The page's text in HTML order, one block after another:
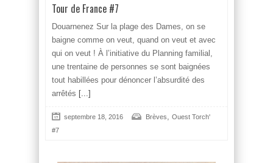
Tour de France #7
Douarnenez Sur la plage des Dames, on se
baigne comme on veut, quand on veut et avec
qui on veut ! À l’initiative du Planning familial,
une trentaine de personnes se sont baignées
tout habillées pour dénoncer l’absurdité des
arrêtés [...]
septembre 18, 2016 Brèves
Ouest Torch'
#7